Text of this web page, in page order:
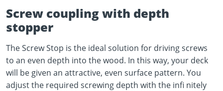
Screw coupling with depth
stopper
The Screw Stop is the ideal solution for driving screws
to an even depth into the wood. In this way, your deck
will be given an attractive, even surface pattern. You
adjust the required screwing depth with the infi nitely